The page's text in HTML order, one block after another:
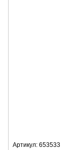
Артикул: 653533